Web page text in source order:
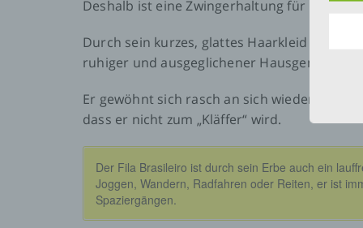
Deshalb ist eine Zwingerhaltung für ihn
Durch sein kurzes, glattes Haarkleid läßt er
ruhiger und ausgeglichener Hausgenosse
Er gewöhnt sich rasch an sich
dass er nicht zum „Kläffer“ wird.
Der Fila Brasileiro ist durch sein Erbe auch ein
Joggen, Wandern, Radfahren oder Reiten, er ist
Spaziergängen.
b)